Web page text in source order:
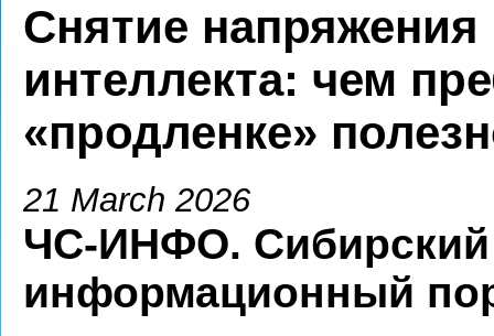
Снятие
интеллекта: чем
«продленке»
21 March 2026
ЧС-ИНФО. Сибирский
информационный